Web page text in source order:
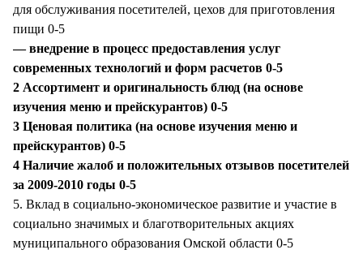
для обслуживания посетителей, цехов для приготовления
пищи 0-5
— внедрение в процесс предоставления услуг
современных технологий и форм расчетов 0-5
2 Ассортимент и оригинальность блюд (на основе
изучения меню и прейскурантов) 0-5
3 Ценовая политика (на основе изучения меню и
прейскурантов) 0-5
4 Наличие жалоб и положительных отзывов посетителей
за 2009-2010 годы 0-5
5. Вклад в социально-экономическое развитие и участие в
социально значимых и благотворительных акциях
муниципального образования Омской области 0-5